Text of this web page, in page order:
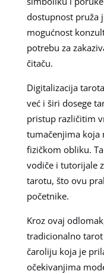
dostupnost pruža
mogućnost
potrebu za
čitaču.
Digitalizacija
već i širi dosege
pristup različitim
tumačenjima koja
fizičkom obliku.
vodiče i tutorijale
tarotu, što ovu
početnike.
Kroz ovaj
tradicionalno
čaroliju koja je
očekivanjima